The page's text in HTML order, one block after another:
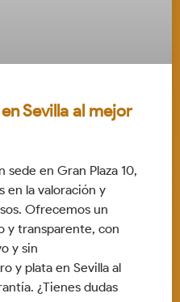
Sevilla al mejor
en Gran Plaza 10,
en la valoración y
Ofrecemos un
y transparente, con
y sin
y plata en Sevilla al
¿Tienes dudas